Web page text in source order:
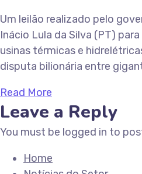
Um leilão realizado pelo
Inácio Lula da Silva (PT)
usinas térmicas e
disputa bilionária entre
Read More
Leave a Reply
You must be logged in to
Home